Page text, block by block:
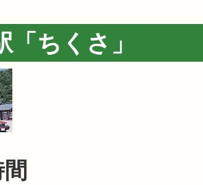
「ちくさ」